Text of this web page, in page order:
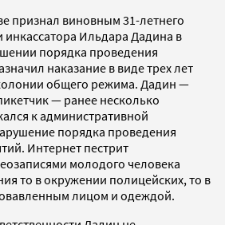
признал виновным 31-летнего
Ильдара Дадина в
порядка проведения
наказание в виде трех лет
общего режима. Дадин —
— ранее несколько
к административной
порядка проведения
Интернет пестрит
молодого человека
то в окружении полицейских, то в
лицом и одеждой.